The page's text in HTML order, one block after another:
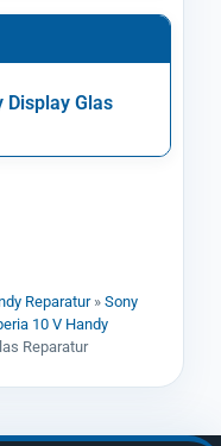
Display Glas
Reparatur» Sony
10 V Handy
Reparatur